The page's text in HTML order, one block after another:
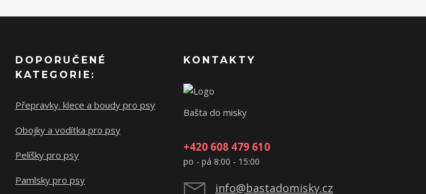
DOPORUČENÉ
KATEGORIE:
Přepravky. klece a boudy pro psy
Obojky a vodítka pro psy
Pelíšky pro psy
Pamlsky pro psy
KONTAKTY
Bašta do misky
+420 608 479 610
po - pá 8:00 - 15:00
info@bastadomisky.cz